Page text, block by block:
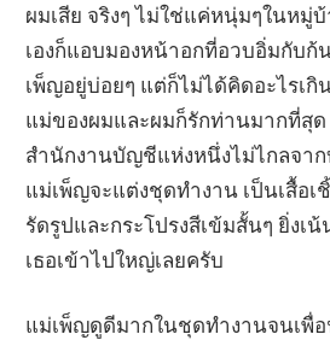
ผมเสีย จริงๆ ไม่ใช่แค่หนุ่มๆในหมู่
เองก็แอบมองหน้าอกที่อวบอิ่มกับก้
เพ็ญอยู่บ่อยๆ แต่ก็ไม่ได้คิดอะไรเกิ
แม่ของผมและผมก็รักท่านมากที่สุ
สำนักงานบัญชีแห่งหนึ่งไม่ไกลจา
แม่เพ็ญจะแต่งชุดทำงาน เป็นเสื้อ
รัดรูปและกระโปรงสีเข้มสั้นๆ ยิ่งเ
เธอเข้าไปใหญ่เลยครับ
แม่เพ็ญดูดีมากในชุดทำงานจนเพื่